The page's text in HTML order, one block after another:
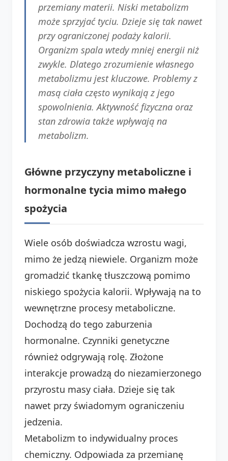
przemiany materii. Niski metabolizm
może sprzyjać tyciu. Dzieje się tak nawet
przy ograniczonej podaży kalorii.
Organizm spala wtedy mniej energii niż
zwykle. Dlatego zrozumienie własnego
metabolizmu jest kluczowe. Problemy z
masą ciała często wynikają z jego
spowolnienia. Aktywność fizyczna oraz
stan zdrowia także wpływają na
metabolizm.
Główne przyczyny metaboliczne i
hormonalne tycia mimo małego
spożycia
Wiele osób doświadcza wzrostu wagi,
mimo że jedzą niewiele. Organizm może
gromadzić tkankę tłuszczową pomimo
niskiego spożycia kalorii. Wpływają na to
wewnętrzne procesy metaboliczne.
Dochodzą do tego zaburzenia
hormonalne. Czynniki genetyczne
również odgrywają rolę. Złożone
interakcje prowadzą do niezamierzonego
przyrostu masy ciała. Dzieje się tak
nawet przy świadomym ograniczeniu
jedzenia.
Metabolizm to indywidualny proces
chemiczny. Odpowiada za przemianę